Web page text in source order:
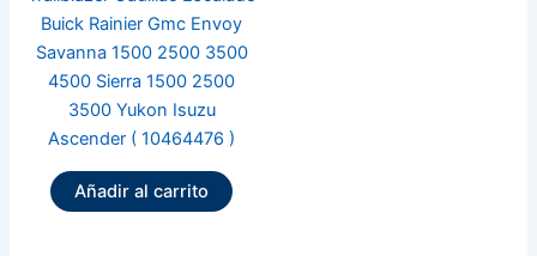
Buick Rainier Gmc Envoy
Savanna 1500 2500 3500
4500 Sierra 1500 2500
3500 Yukon Isuzu
Ascender ( 10464476 )
Añadir al carrito